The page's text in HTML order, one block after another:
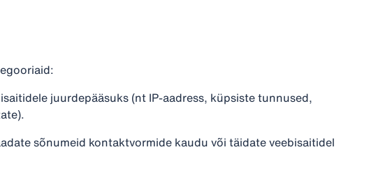
juurdepääsuks (nt IP-aadress, küpsiste tunnused,
sõnumeid kontaktvormide kaudu või täidate veebisaitidel